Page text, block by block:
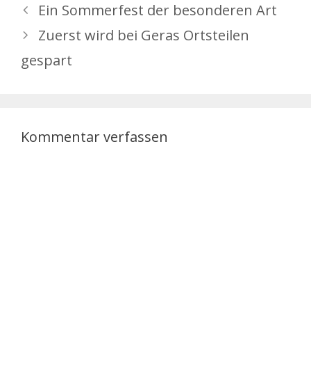
Ein Sommerfest der besonderen Art
Zuerst wird bei Geras Ortsteilen
gespart
Kommentar verfassen